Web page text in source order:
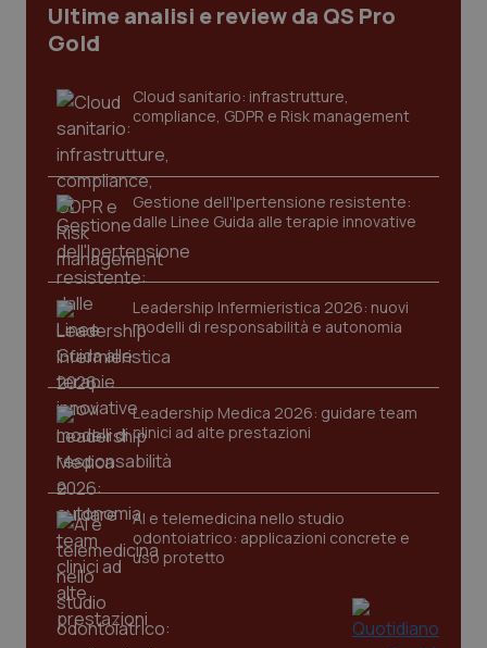
Ultime analisi e review da QS Pro
Gold
Cloud sanitario: infrastrutture,
compliance, GDPR e Risk management
Gestione dell'Ipertensione resistente:
dalle Linee Guida alle terapie innovative
Leadership Infermieristica 2026: nuovi
modelli di responsabilità e autonomia
Leadership Medica 2026: guidare team
clinici ad alte prestazioni
AI e telemedicina nello studio
odontoiatrico: applicazioni concrete e
uso protetto
CookieScriptConsent
CookieScript
www.quotidianosanita.it
tracking-sites-ironfish-
tracking-enable
www.quotidianosanita.it
tracking-sites-ironfish-
session-id
www.quotidianosanita.it